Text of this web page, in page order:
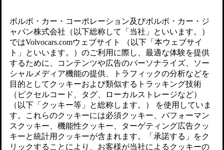
モデル詳細はこちら
2027年モデル 諸元＆価格表
アクセサリーカタログ